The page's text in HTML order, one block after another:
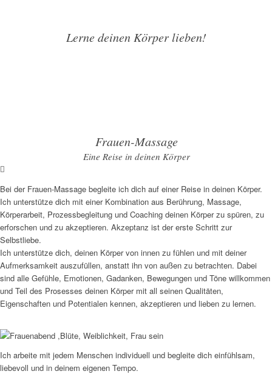
Lerne deinen Körper lieben!
Frauen-Massage
Eine Reise in deinen Körper
Bei der Frauen-Massage begleite ich dich auf einer Reise in deinen Körper.
Ich unterstütze dich mit einer Kombination aus Berührung, Massage,
Körperarbeit, Prozessbegleitung und Coaching deinen Körper zu spüren, zu
erforschen und zu akzeptieren. Akzeptanz ist der erste Schritt zur
Selbstliebe.
Ich unterstütze dich, deinen Körper von innen zu fühlen und mit deiner
Aufmerksamkeit auszufüllen, anstatt ihn von außen zu betrachten. Dabei
sind alle Gefühle, Emotionen, Gadanken, Bewegungen und Töne willkommen
und Teil des Prosesses deinen Körper mit all seinen Qualitäten,
Eigenschaften und Potentialen kennen, akzeptieren und lieben zu lernen.
Ich arbeite mit jedem Menschen individuell und begleite dich einfühlsam,
liebevoll und in deinem eigenen Tempo.